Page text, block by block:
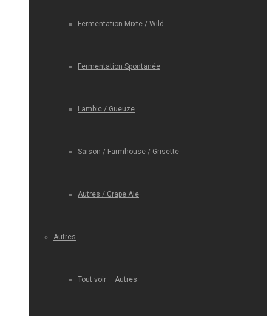
Fermentation Mixte / Wild
Fermentation Spontanée
Lambic / Gueuze
Saison / Farmhouse / Grisette
Autres / Grape Ale
Autres
Tout voir – Autres